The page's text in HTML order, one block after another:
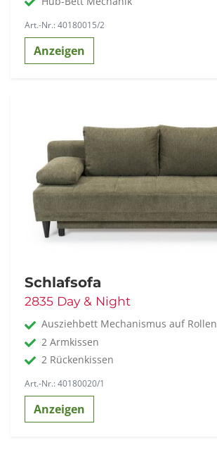
Art.-Nr.: 40180015/2
Anzeigen
Schlafsofa
2835 Day & Night
Ausziehbett Mechanismus auf Rollen
2 Armkissen
2 Rückenkissen
Art.-Nr.: 40180020/1
Anzeigen